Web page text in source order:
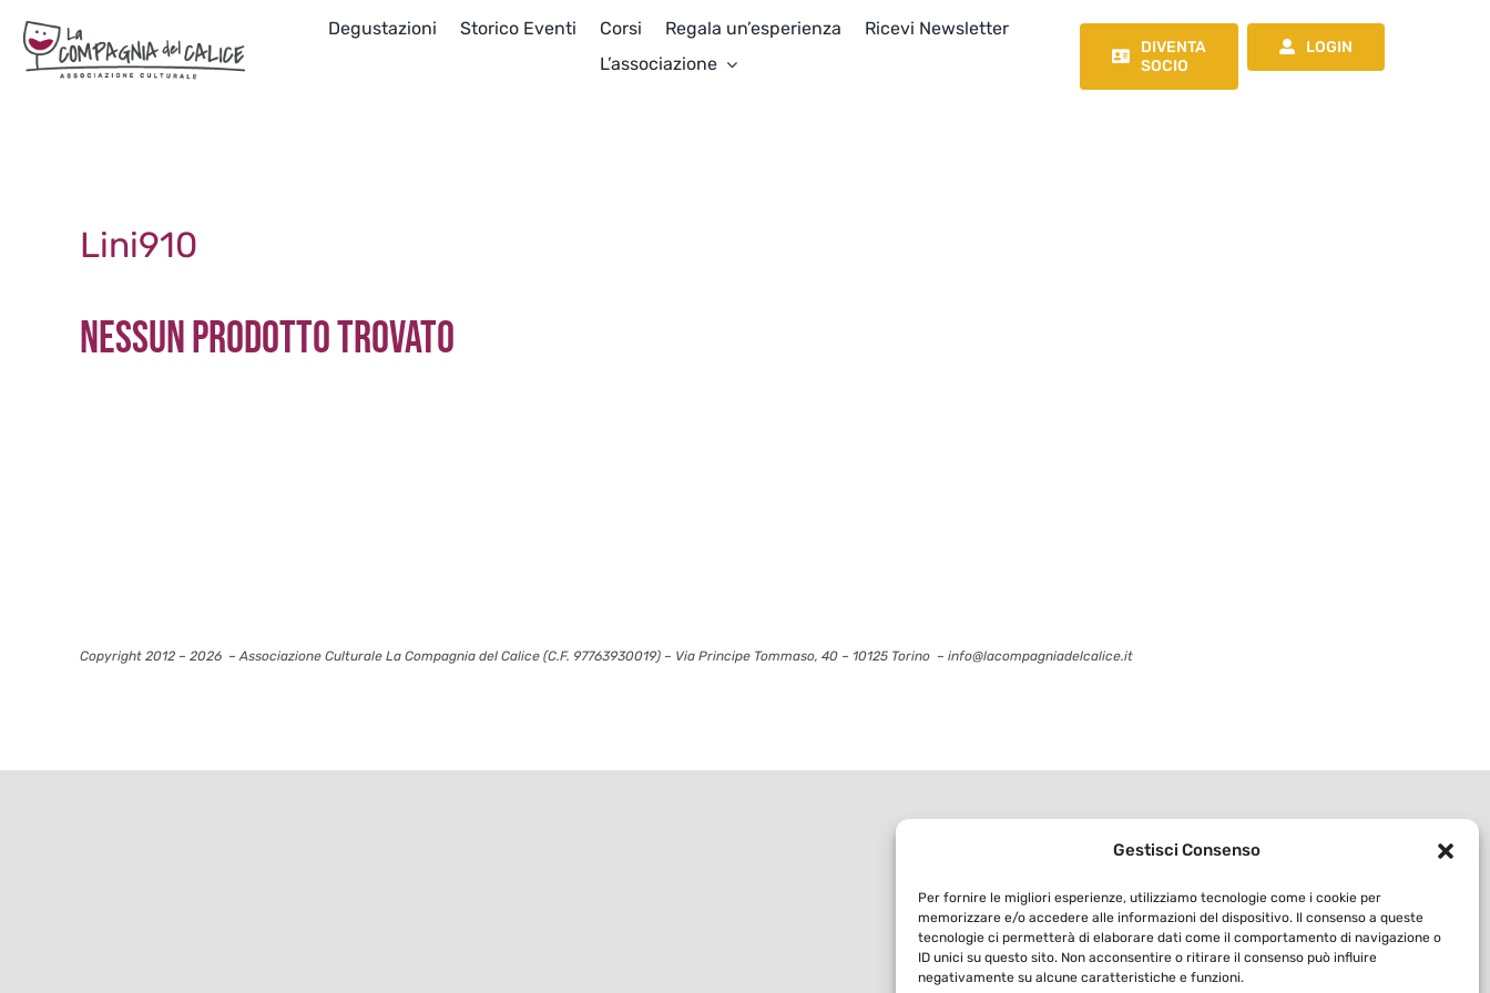
Gestisci Consenso
Per fornire le migliori esperienze, utilizziamo tecnologie come i cookie per
memorizzare e/o accedere alle informazioni del dispositivo. Il consenso a queste
tecnologie ci permetterà di elaborare dati come il comportamento di navigazione o
ID unici su questo sito. Non acconsentire o ritirare il consenso può influire
negativamente su alcune caratteristiche e funzioni.
contenuto
Degustazioni Storico Eventi Corsi Regala un’esperienza
Ricevi Newsletter
L’associazione
DIVENTA
SOCIO
LOGIN
Lini910
Nessun prodotto trovato
Copyright 2012 – 2026 – Associazione Culturale La Compagnia del Calice (C.F. 97763930019) – Via Principe Tommaso, 40 – 10125 Torino – info@lacompagniadelcalice.it